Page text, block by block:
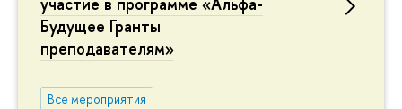
Будущее Гранты
преподавателям»
Все мероприятия